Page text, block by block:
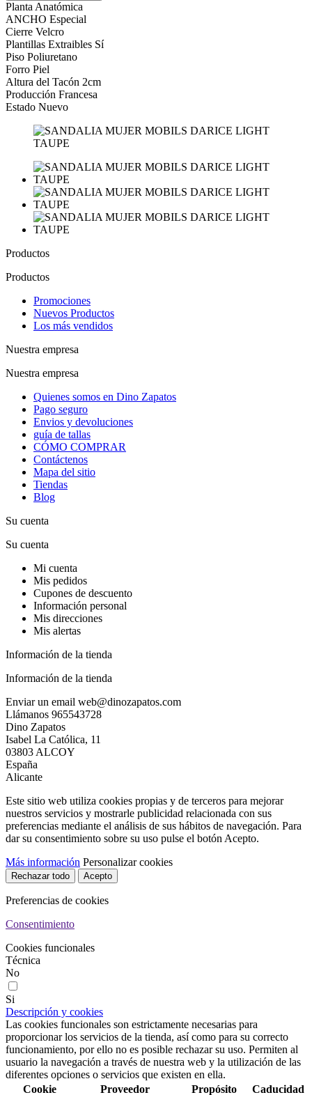
Planta Anatómica
ANCHO Especial
Cierre Velcro
Plantillas Extraibles Sí
Piso Poliuretano
Forro Piel
Altura del Tacón 2cm
Producción Francesa
Estado Nuevo
Productos
Productos
Promociones
Nuevos Productos
Los más vendidos
Nuestra empresa
Nuestra empresa
Quienes somos en Dino Zapatos
Pago seguro
Envios y devoluciones
guía de tallas
CÓMO COMPRAR
Contáctenos
Mapa del sitio
Tiendas
Blog
Su cuenta
Su cuenta
Mi cuenta
Mis pedidos
Cupones de descuento
Información personal
Mis direcciones
Mis alertas
Información de la tienda
Información de la tienda
Enviar un email web@dinozapatos.com
Llámanos 965543728
Dino Zapatos
Isabel La Católica, 11
03803 ALCOY
España
Alicante
Este sitio web utiliza cookies propias y de terceros para mejorar
nuestros servicios y mostrarle publicidad relacionada con sus
preferencias mediante el análisis de sus hábitos de navegación. Para
dar su consentimiento sobre su uso pulse el botón Acepto.
Más información Personalizar cookies
Rechazar todo Acepto
Preferencias de cookies
Consentimiento
Cookies funcionales
Técnica
No
Si
Descripción y cookies
Las cookies funcionales son estrictamente necesarias para
proporcionar los servicios de la tienda, así como para su correcto
funcionamiento, por ello no es posible rechazar su uso. Permiten al
usuario la navegación a través de nuestra web y la utilización de las
diferentes opciones o servicios que existen en ella.
Cookie
Proveedor Propósito Caducidad